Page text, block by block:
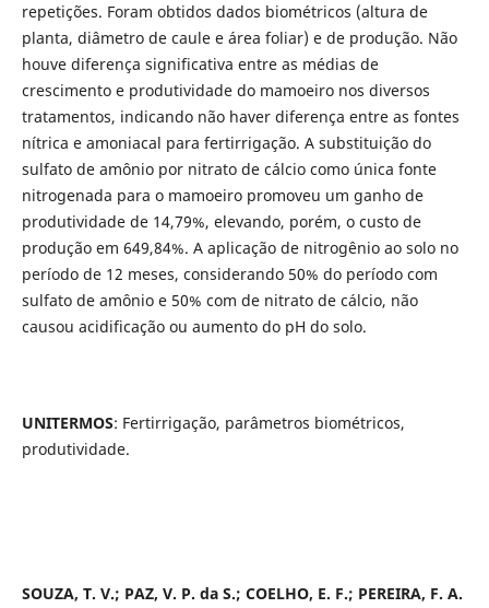
repetições. Foram obtidos dados biométricos (altura de
planta, diâmetro de caule e área foliar) e de produção. Não
houve diferença significativa entre as médias de
crescimento e produtividade do mamoeiro nos diversos
tratamentos, indicando não haver diferença entre as fontes
nítrica e amoniacal para fertirrigação. A substituição do
sulfato de amônio por nitrato de cálcio como única fonte
nitrogenada para o mamoeiro promoveu um ganho de
produtividade de 14,79%, elevando, porém, o custo de
produção em 649,84%. A aplicação de nitrogênio ao solo no
período de 12 meses, considerando 50% do período com
sulfato de amônio e 50% com de nitrato de cálcio, não
causou acidificação ou aumento do pH do solo.
UNITERMOS: Fertirrigação, parâmetros biométricos,
produtividade.
SOUZA, T. V.; PAZ, V. P. da S.; COELHO, E. F.; PEREIRA, F. A.